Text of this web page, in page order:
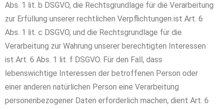
Abs. 1 lit. b DSGVO, die Rechtsgrundlage für die Verarbeitung
zur Erfüllung unserer rechtlichen Verpflichtungen ist Art. 6
Abs. 1 lit. c DSGVO, und die Rechtsgrundlage für die
Verarbeitung zur Wahrung unserer berechtigten Interessen
ist Art. 6 Abs. 1 lit. f DSGVO. Für den Fall, dass
lebenswichtige Interessen der betroffenen Person oder
einer anderen natürlichen Person eine Verarbeitung
personenbezogener Daten erforderlich machen, dient Art. 6